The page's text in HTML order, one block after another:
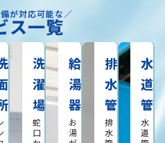
が対応可能な／
ス一覧
洗
濯
場
蛇
口
給
湯
器
お
湯
排
水
管
排
水
水
道
管
水
道